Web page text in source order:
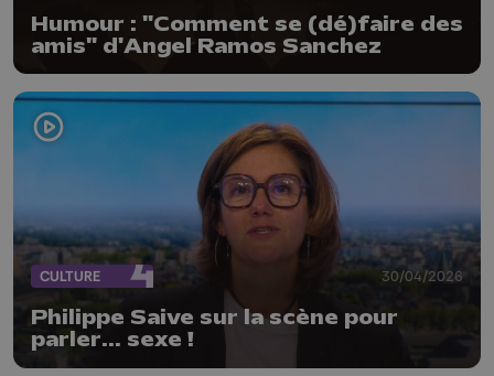
Humour : "Comment se (dé)faire des
amis" d'Angel Ramos Sanchez
CULTURE 30/04/2026
Philippe Saive sur la scène pour
parler... sexe !